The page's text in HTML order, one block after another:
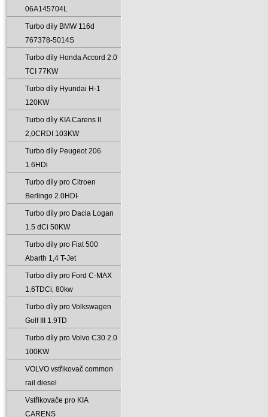
06A145704L
Turbo díly BMW 116d
767378-5014S
Turbo díly Honda Accord 2.0
TCI 77KW
Turbo díly Hyundai H-1
120KW
Turbo díly KIA Carens II
2‚0CRDI 103KW
Turbo díly Peugeot 206
1.6HDi
Turbo díly pro Citroen
Berlingo 2.0HDI̵
Turbo díly pro Dacia Logan
1.5 dCi 50KW
Turbo díly pro Fiat 500
Abarth 1‚4 T-Jet
Turbo díly pro Ford C-MAX
1.6TDCi‚ 80kw
Turbo díly pro Volkswagen
Golf III 1.9TD
Turbo díly pro Volvo C30 2.0
100KW
VOLVO vstřikovač common
rail diesel
Vstřikovače pro KIA
CARENS